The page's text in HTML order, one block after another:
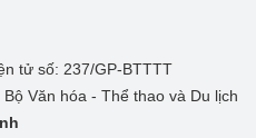
tử số: 237/GP-BTTTT
Văn hóa - Thể thao và Du lịch